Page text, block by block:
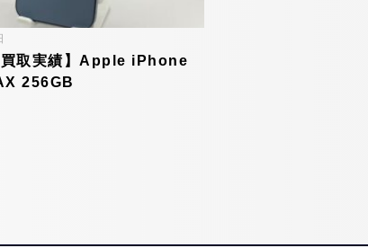
買取実績】Apple iPhone
256GB